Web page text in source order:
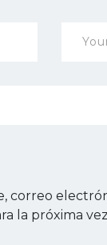
correo
la próxima